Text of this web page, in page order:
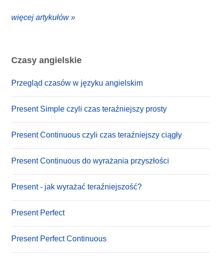
więcej artykułów »
Czasy angielskie
Przegląd czasów w języku angielskim
Present Simple czyli czas teraźniejszy prosty
Present Continuous czyli czas teraźniejszy ciągły
Present Continuous do wyrażania przyszłości
Present - jak wyrażać teraźniejszość?
Present Perfect
Present Perfect Continuous